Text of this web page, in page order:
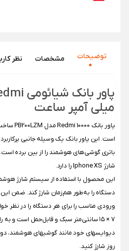
توضیحات مشخصات نظر‌
میلی آمپر ساعت
است. این پاور بانک یک وسیله جانبی
شارژ Iphone XS را دارد.
این محصول با استفاده از سیستم شارژ
دستگاه را به‌طور هم‌زمان شارژ کند. ضمن
ورودی مناسب را برای هر دستگاه را در نظر
۷ × ۱۵ سانتی‌متر سبک و قابل‌حمل است و به
دیوایسهای خود مانند گوشیهای هوشمند،
روز شارژ کنید.